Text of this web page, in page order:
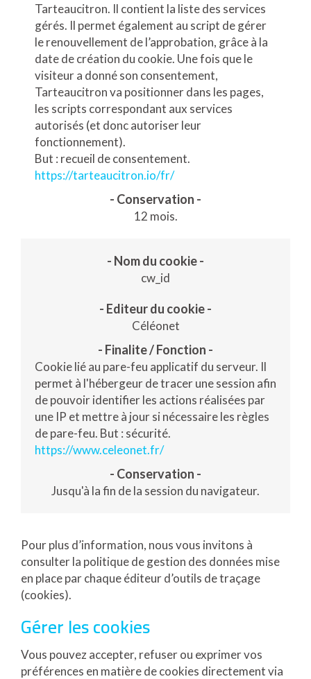
Tarteaucitron. Il contient la liste des services
gérés. Il permet également au script de gérer
le renouvellement de l’approbation, grâce à la
date de création du cookie. Une fois que le
visiteur a donné son consentement,
Tarteaucitron va positionner dans les pages,
les scripts correspondant aux services
autorisés (et donc autoriser leur
fonctionnement).
But : recueil de consentement.
https://tarteaucitron.io/fr/
12 mois.
cw_id
Céléonet
Cookie lié au pare-feu applicatif du serveur. Il
permet à l'hébergeur de tracer une session afin
de pouvoir identifier les actions réalisées par
une IP et mettre à jour si nécessaire les règles
de pare-feu. But : sécurité.
https://www.celeonet.fr/
Jusqu'à la fin de la session du navigateur.
Pour plus d’information, nous vous invitons à
consulter la politique de gestion des données mise
en place par chaque éditeur d’outils de traçage
(cookies).
Gérer les cookies
Vous pouvez accepter, refuser ou exprimer vos
préférences en matière de cookies directement via